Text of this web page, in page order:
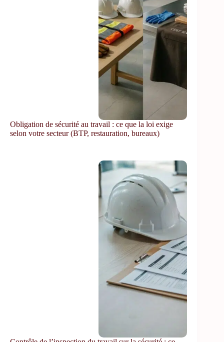
Obligation de sécurité au travail : ce que la loi exige
selon votre secteur (BTP, restauration, bureaux)